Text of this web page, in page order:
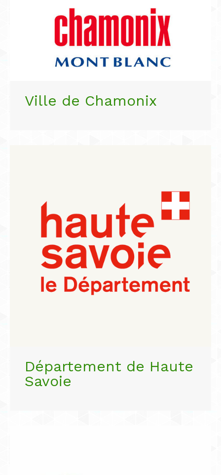
Ville de Chamonix
Département de Haute
Savoie